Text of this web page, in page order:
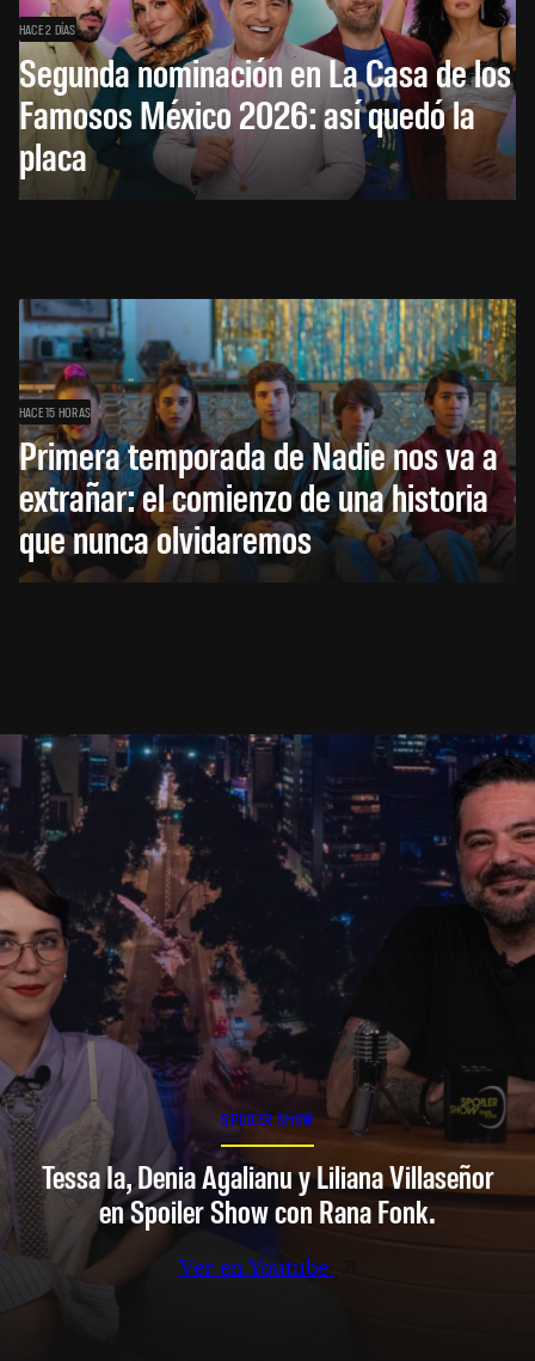
HACE 2 DÍAS
Segunda nominación en La Casa de los
Famosos México 2026: así quedó la
placa
HACE 15 HORAS
Primera temporada de Nadie nos va a
extrañar: el comienzo de una historia
que nunca olvidaremos
SPOILER SHOW
Tessa Ia, Denia Agalianu y Liliana Villaseñor
en Spoiler Show con Rana Fonk.
Ver en Youtube